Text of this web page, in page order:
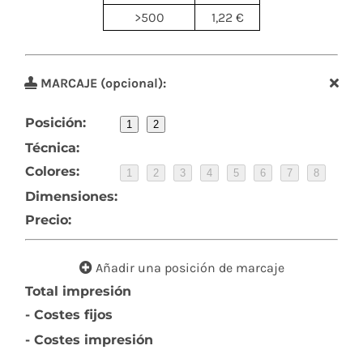
>500
1,22 €
MARCAJE (opcional):
Posición: 1 2
Técnica:
Colores:
1 2 3 4 5 6 7 8
Dimensiones:
Precio:
Añadir una posición de marcaje
Total impresión
- Costes fijos
- Costes impresión